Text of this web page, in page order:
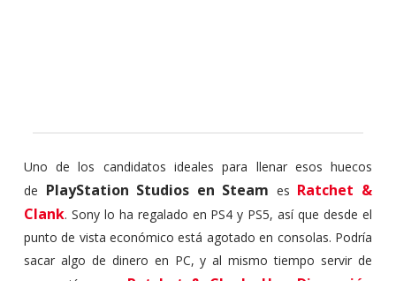
Uno de los candidatos ideales para llenar esos huecos
de PlayStation Studios en Steam es Ratchet &
Clank. Sony lo ha regalado en PS4 y PS5, así que desde el
punto de vista económico está agotado en consolas. Podría
sacar algo de dinero en PC, y al mismo tiempo servir de